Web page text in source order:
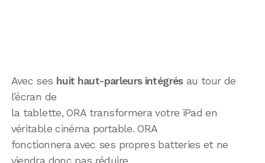
Avec ses huit haut-parleurs intégrésau tour de
l’écran de
la tablette, ORA transformera votre iPad en
véritable cinéma portable. ORA
fonctionnera avec ses propres batteries et ne
viendra donc pas réduire